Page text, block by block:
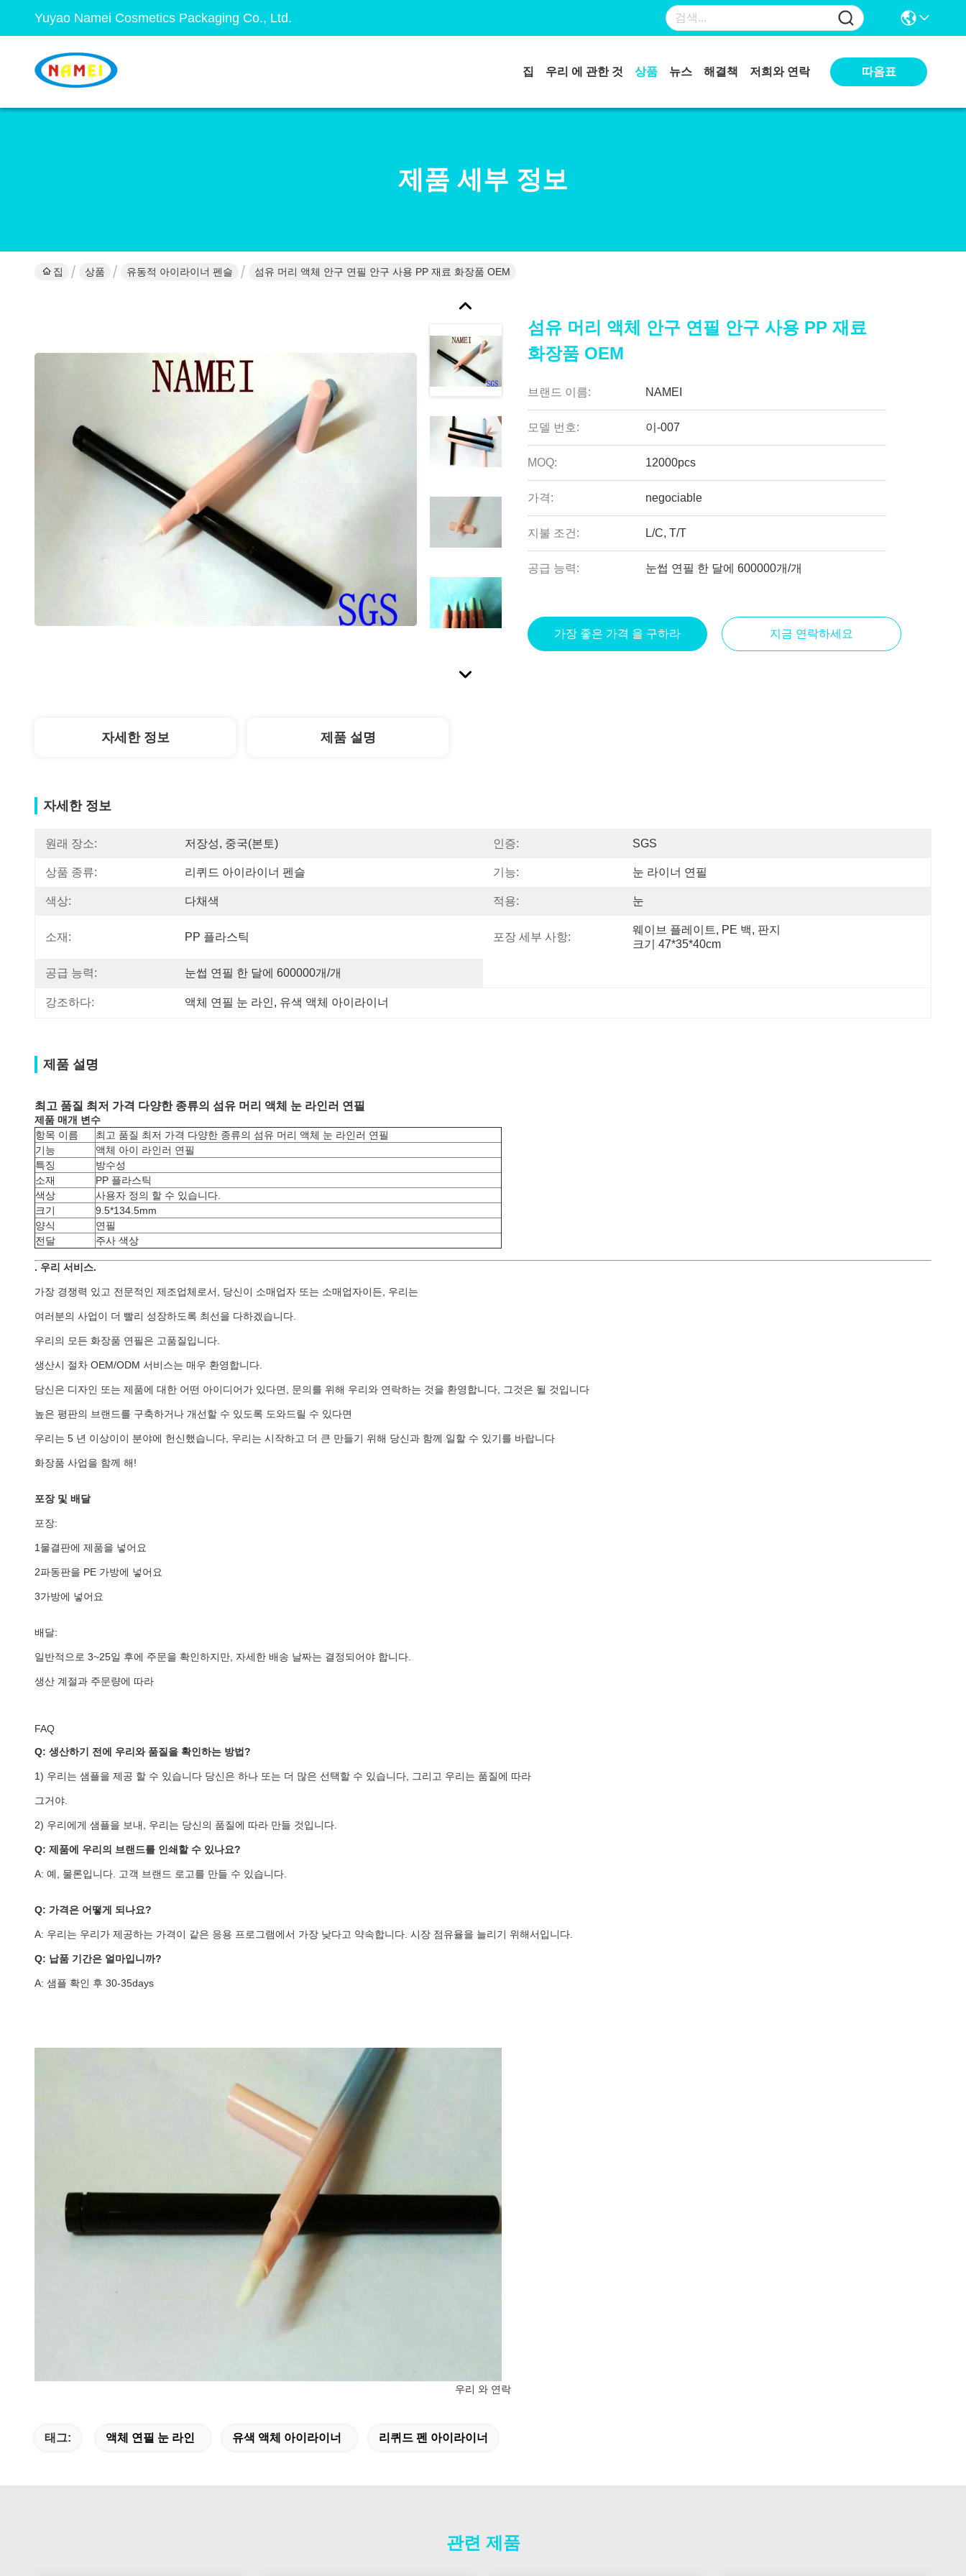
Yuyao Namei Cosmetics Packaging Co., Ltd.
집 우리 에 관한 것 상품 뉴스 해결책 저희와 연락 따옴표
제품 세부 정보
집 상품 유동적 아이라이너 펜슬 섬유 머리 액체 안구 연필 안구 사용 PP 재료 화장품 OEM
섬유 머리 액체 안구 연필 안구 사용 PP 재료
화장품 OEM
브랜드 이름: NAMEI
모델 번호: 이-007
MOQ: 12000pcs
가격: negociable
지불 조건: L/C, T/T
공급 능력: 눈썹 연필 한 달에 600000개/개
가장 좋은 가격 을 구하라 지금 연락하세요
자세한 정보 제품 설명
자세한 정보
원래 장소: 저장성, 중국(본토) 인증: SGS
상품 종류: 리퀴드 아이라이너 펜슬 기능: 눈 라이너 연필
색상: 다채색 적용: 눈
소재: PP 플라스틱 포장 세부 사항:
웨이브 플레이트, PE 백, 판지
크기 47*35*40cm
공급 능력: 눈썹 연필 한 달에 600000개/개
강조하다: 액체 연필 눈 라인, 유색 액체 아이라이너
제품 설명
최고 품질 최저 가격 다양한 종류의 섬유 머리 액체 눈 라인러 연필
제품 매개 변수
항목 이름
최고 품질 최저 가격 다양한 종류의 섬유 머리 액체 눈 라인러 연필
기능
액체 아이 라인러 연필
특징
방수성
소재
PP 플라스틱
색상
사용자 정의 할 수 있습니다.
크기
9.5*134.5mm
양식
연필
전달
주사 색상
. 우리 서비스.
가장 경쟁력 있고 전문적인 제조업체로서, 당신이 소매업자 또는 소매업자이든, 우리는
여러분의 사업이 더 빨리 성장하도록 최선을 다하겠습니다.
우리의 모든 화장품 연필은 고품질입니다.
생산시 절차 OEM/ODM 서비스는 매우 환영합니다.
당신은 디자인 또는 제품에 대한 어떤 아이디어가 있다면, 문의를 위해 우리와 연락하는 것을 환영합니다, 그것은 될 것입니다
높은 평판의 브랜드를 구축하거나 개선할 수 있도록 도와드릴 수 있다면
우리는 5 년 이상이이 분야에 헌신했습니다, 우리는 시작하고 더 큰 만들기 위해 당신과 함께 일할 수 있기를 바랍니다
화장품 사업을 함께 해!
포장 및 배달
포장:
1물결판에 제품을 넣어요
2파동판을 PE 가방에 넣어요
3가방에 넣어요
배달:
일반적으로 3~25일 후에 주문을 확인하지만, 자세한 배송 날짜는 결정되어야 합니다.
생산 계절과 주문량에 따라
FAQ
Q: 생산하기 전에 우리와 품질을 확인하는 방법?
1) 우리는 샘플을 제공 할 수 있습니다 당신은 하나 또는 더 많은 선택할 수 있습니다, 그리고 우리는 품질에 따라
그거야.
2) 우리에게 샘플을 보내, 우리는 당신의 품질에 따라 만들 것입니다.
Q: 제품에 우리의 브랜드를 인쇄할 수 있나요?
A: 예, 물론입니다. 고객 브랜드 로고를 만들 수 있습니다.
Q: 가격은 어떻게 되나요?
A: 우리는 우리가 제공하는 가격이 같은 응용 프로그램에서 가장 낮다고 약속합니다. 시장 점유율을 늘리기 위해서입니다.
Q: 납품 기간은 얼마입니까?
A: 샘플 확인 후 30-35days
우리 와 연락
태그: 액체 연필 눈 라인 유색 액체 아이라이너 리퀴드 펜 아이라이너
관련 제품